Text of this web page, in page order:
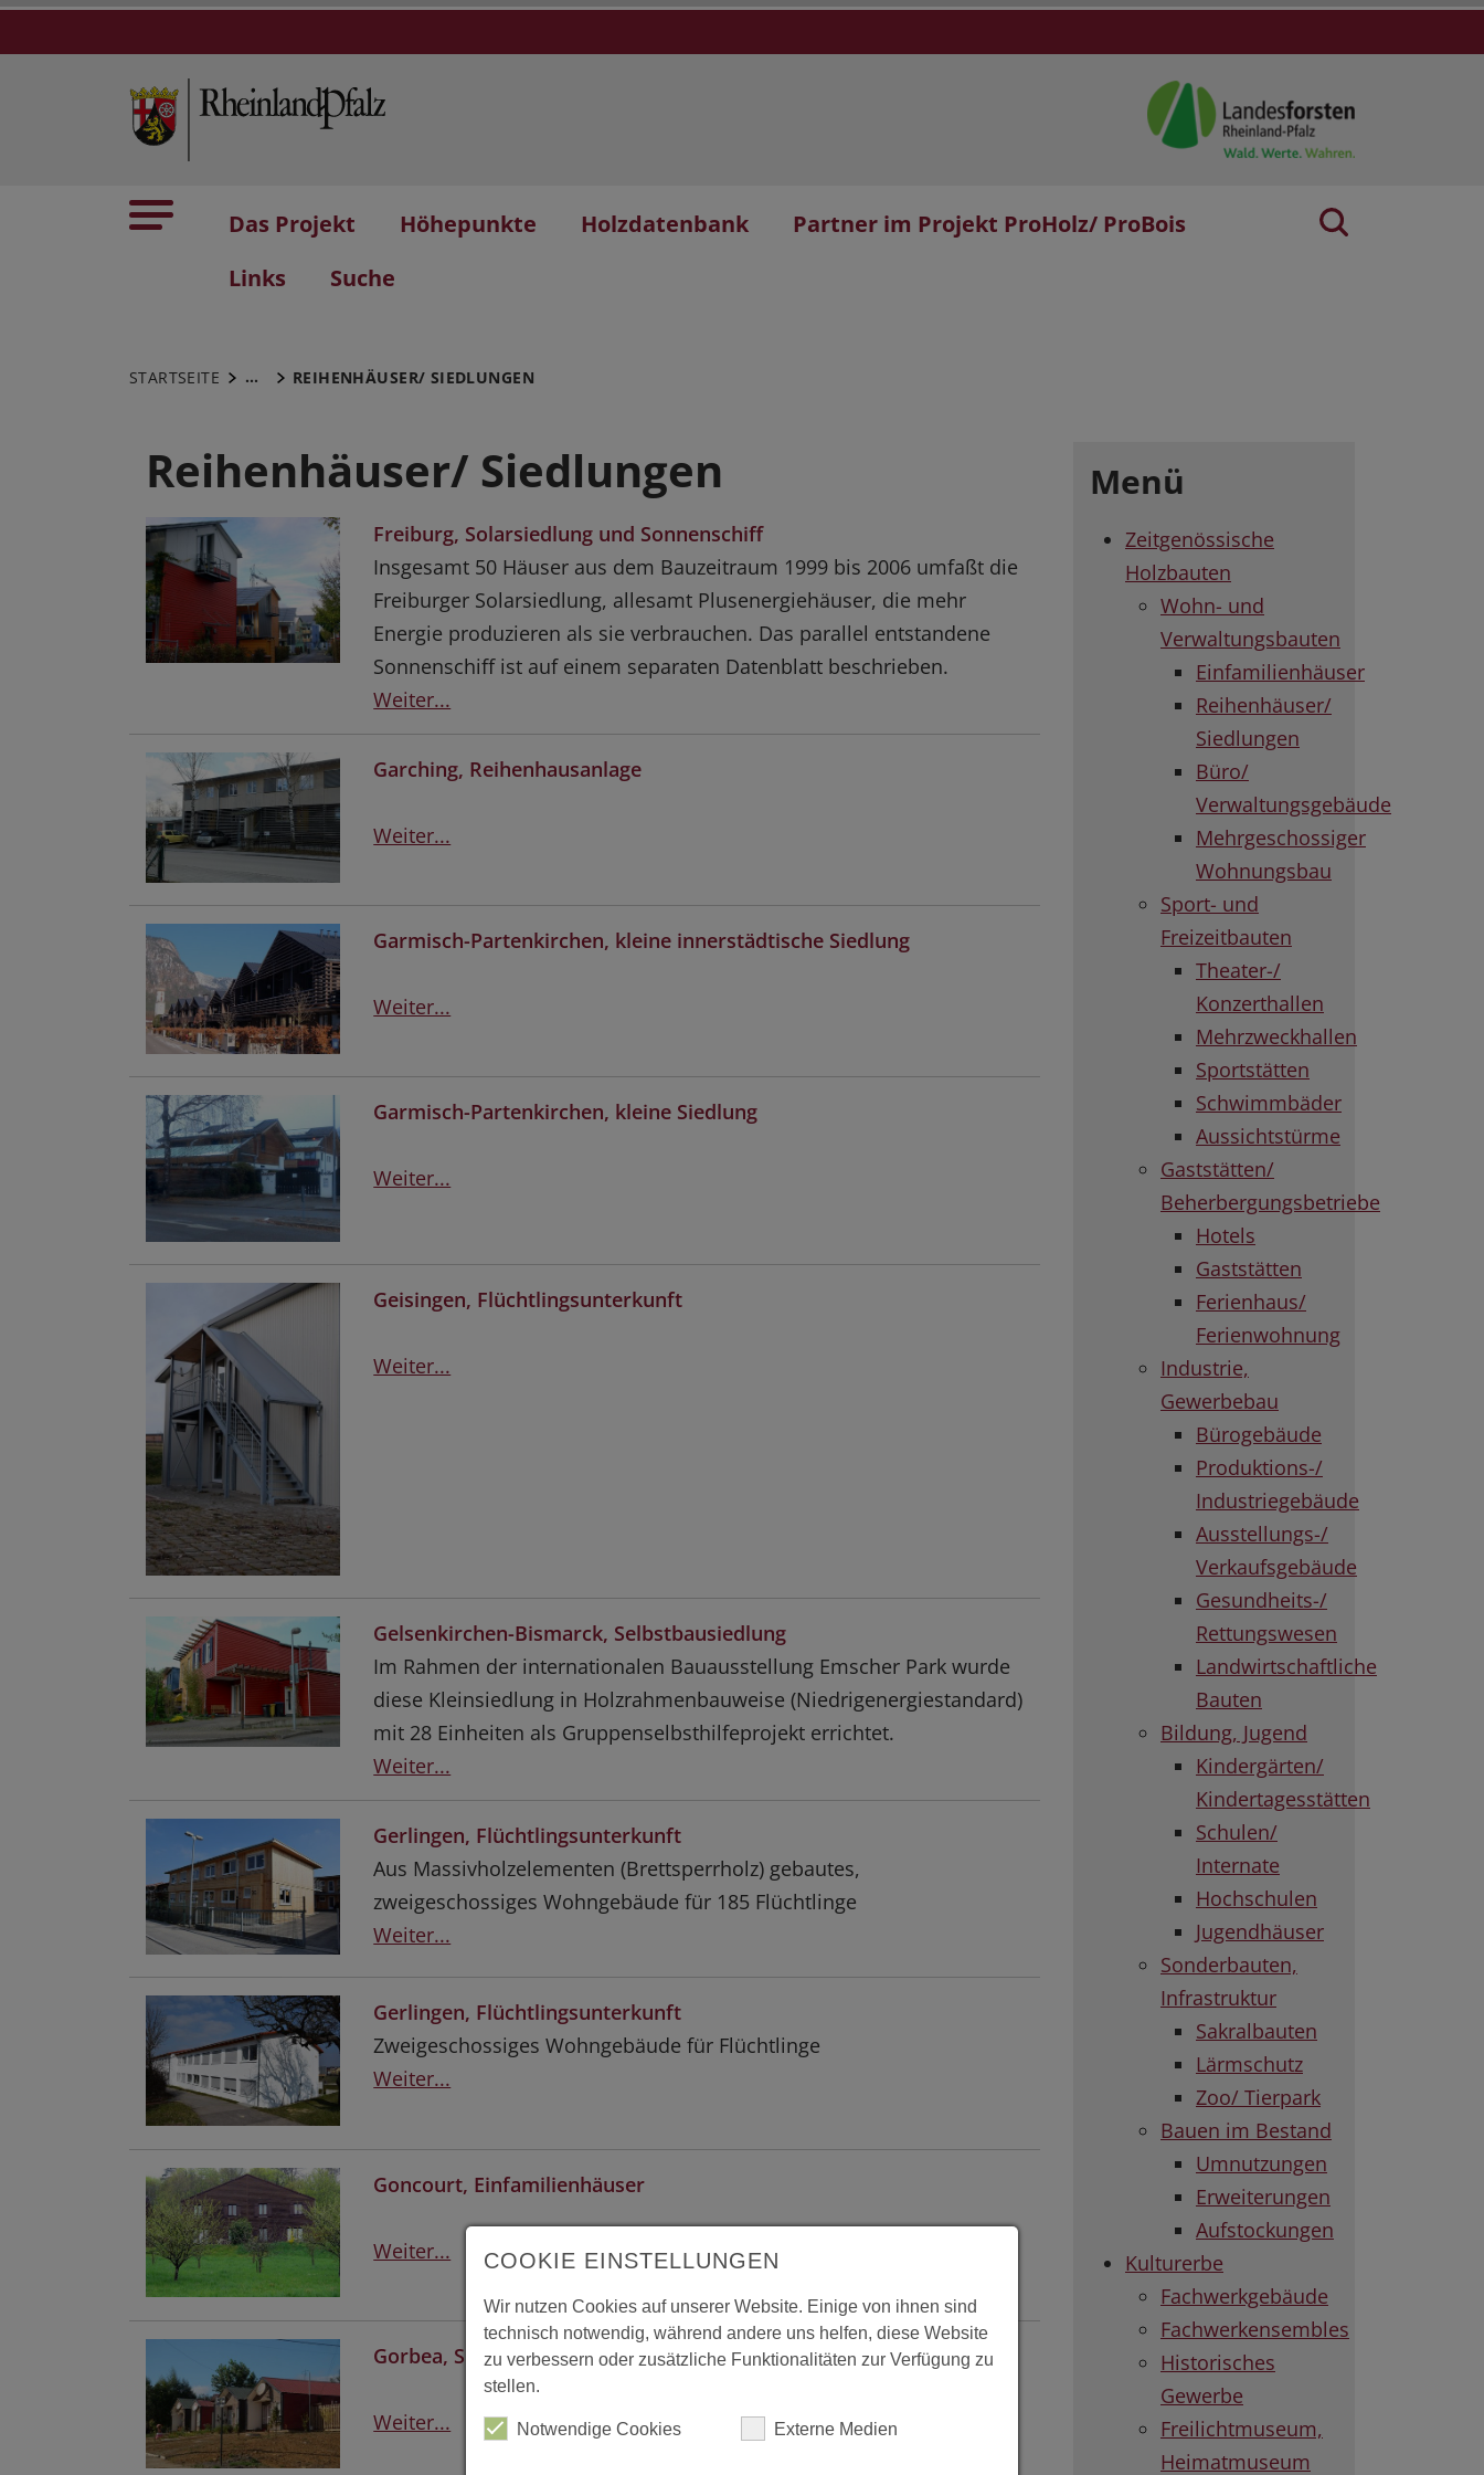
Das Projekt Höhepunkte Holzdatenbank
Partner im Projekt ProHolz/ ProBois
Links
Suche
STARTSEITE ... REIHENHÄUSER/ SIEDLUNGEN
Reihenhäuser/ Siedlungen
Freiburg, Solarsiedlung und Sonnenschiff
Insgesamt 50 Häuser aus dem Bauzeitraum 1999 bis 2006 umfaßt die
Freiburger Solarsiedlung, allesamt Plusenergiehäuser, die mehr
Energie produzieren als sie verbrauchen. Das parallel entstandene
Sonnenschiff ist auf einem separaten Datenblatt beschrieben.
Weiter...
Garching, Reihenhausanlage
Weiter...
Garmisch-Partenkirchen, kleine innerstädtische Siedlung
Weiter...
Garmisch-Partenkirchen, kleine Siedlung
Weiter...
Geisingen, Flüchtlingsunterkunft
Weiter...
Gelsenkirchen-Bismarck, Selbstbausiedlung
Im Rahmen der internationalen Bauausstellung Emscher Park wurde
diese Kleinsiedlung in Holzrahmenbauweise (Niedrigenergiestandard)
mit 28 Einheiten als Gruppenselbsthilfeprojekt errichtet.
Weiter...
Gerlingen, Flüchtlingsunterkunft
Aus Massivholzelementen (Brettsperrholz) gebautes,
zweigeschossiges Wohngebäude für 185 Flüchtlinge
Weiter...
Gerlingen, Flüchtlingsunterkunft
Zweigeschossiges Wohngebäude für Flüchtlinge
Weiter...
Goncourt, Einfamilienhäuser
Weiter...
Gorbea, Siedlung
Weiter...
Menü
Zeitgenössische
Holzbauten
Wohn- und
Verwaltungsbauten
Einfamilienhäuser
Reihenhäuser/
Siedlungen
Büro/
Verwaltungsgebäude
Mehrgeschossiger
Wohnungsbau
Sport- und
Freizeitbauten
Theater-/
Konzerthallen
Mehrzweckhallen
Sportstätten
Schwimmbäder
Aussichtstürme
Gaststätten/
Beherbergungsbetriebe
Hotels
Gaststätten
Ferienhaus/
Ferienwohnung
Industrie,
Gewerbebau
Bürogebäude
Produktions-/
Industriegebäude
Ausstellungs-/
Verkaufsgebäude
Gesundheits-/
Rettungswesen
Landwirtschaftliche
Bauten
Bildung, Jugend
Kindergärten/
Kindertagesstätten
Schulen/
Internate
Hochschulen
Jugendhäuser
Sonderbauten,
Infrastruktur
Sakralbauten
Lärmschutz
Zoo/ Tierpark
Bauen im Bestand
Umnutzungen
Erweiterungen
Aufstockungen
Kulturerbe
Fachwerkgebäude
Fachwerkensembles
Historisches
Gewerbe
Freilichtmuseum,
Heimatmuseum
COOKIE EINSTELLUNGEN
Wir nutzen Cookies auf unserer Website. Einige von ihnen sind
technisch notwendig, während andere uns helfen, diese Website
zu verbessern oder zusätzliche Funktionalitäten zur Verfügung zu
stellen.
Notwendige Cookies Externe Medien